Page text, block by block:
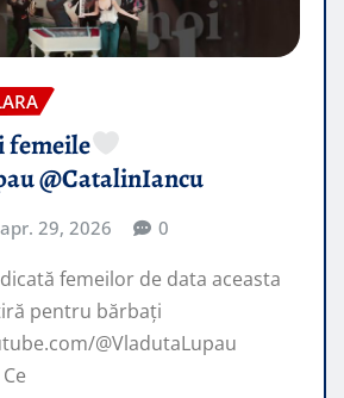
femeile
@CatalinIancu
apr. 29, 2026 0
femeilor de data aceasta
pentru bărbați
@VladutaLupau